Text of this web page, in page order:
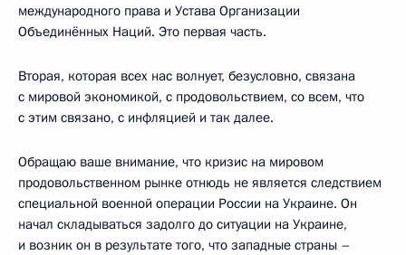
международного права и Устава Организации
Объединённых Наций. Это первая часть.
Вторая, которая всех нас волнует, безусловно, связана
с мировой экономикой, с продовольствием, со всем, что
с этим связано, с инфляцией и так далее.
Обращаю ваше внимание, что кризис на мировом
продовольственном рынке отнюдь не является следствием
специальной военной операции России на Украине. Он
начал складываться задолго до ситуации на Украине,
и возник он в результате того, что западные страны –